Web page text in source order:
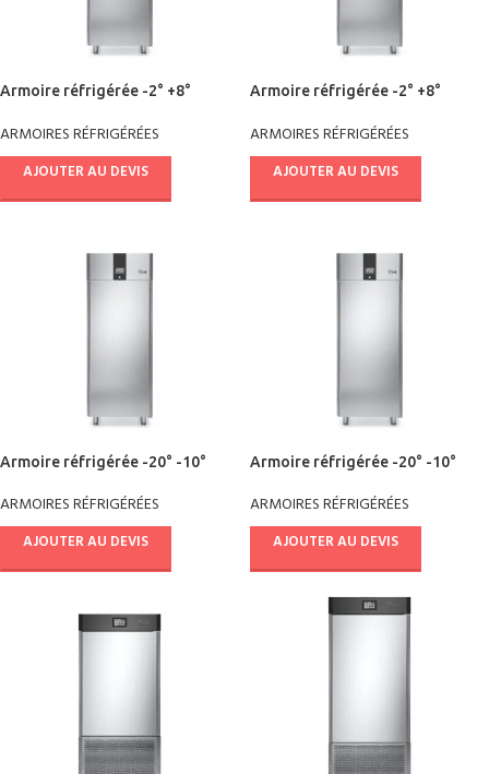
Armoire réfrigérée -2° +8°
ARMOIRES RÉFRIGÉRÉES
AJOUTER AU DEVIS
Armoire réfrigérée -2° +8°
ARMOIRES RÉFRIGÉRÉES
AJOUTER AU DEVIS
Armoire réfrigérée -20° -10°
ARMOIRES RÉFRIGÉRÉES
AJOUTER AU DEVIS
Armoire réfrigérée -20° -10°
ARMOIRES RÉFRIGÉRÉES
AJOUTER AU DEVIS